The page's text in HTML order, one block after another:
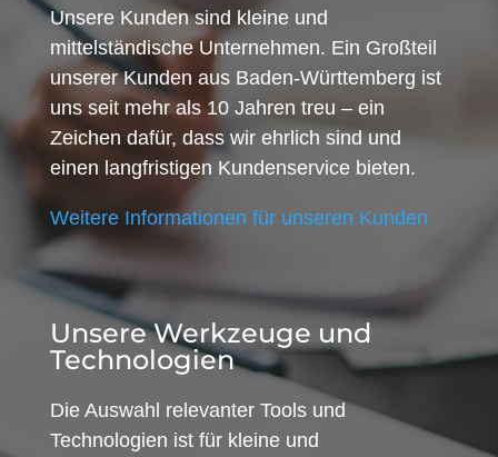
Unsere Kunden sind kleine und
mittelständische Unternehmen. Ein Großteil
unserer Kunden aus Baden-Württemberg ist
uns seit mehr als 10 Jahren treu – ein
Zeichen dafür, dass wir ehrlich sind und
einen langfristigen Kundenservice bieten.
Weitere Informationen für unseren Kunden
Unsere Werkzeuge und
Technologien
Die Auswahl relevanter Tools und
Technologien ist für kleine und